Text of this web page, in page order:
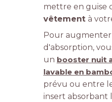
mettre en guise
vêtement à
Pour augmenter
d'absorption,
un booster nuit
lavable en
prévu ou entre
insert absorbant